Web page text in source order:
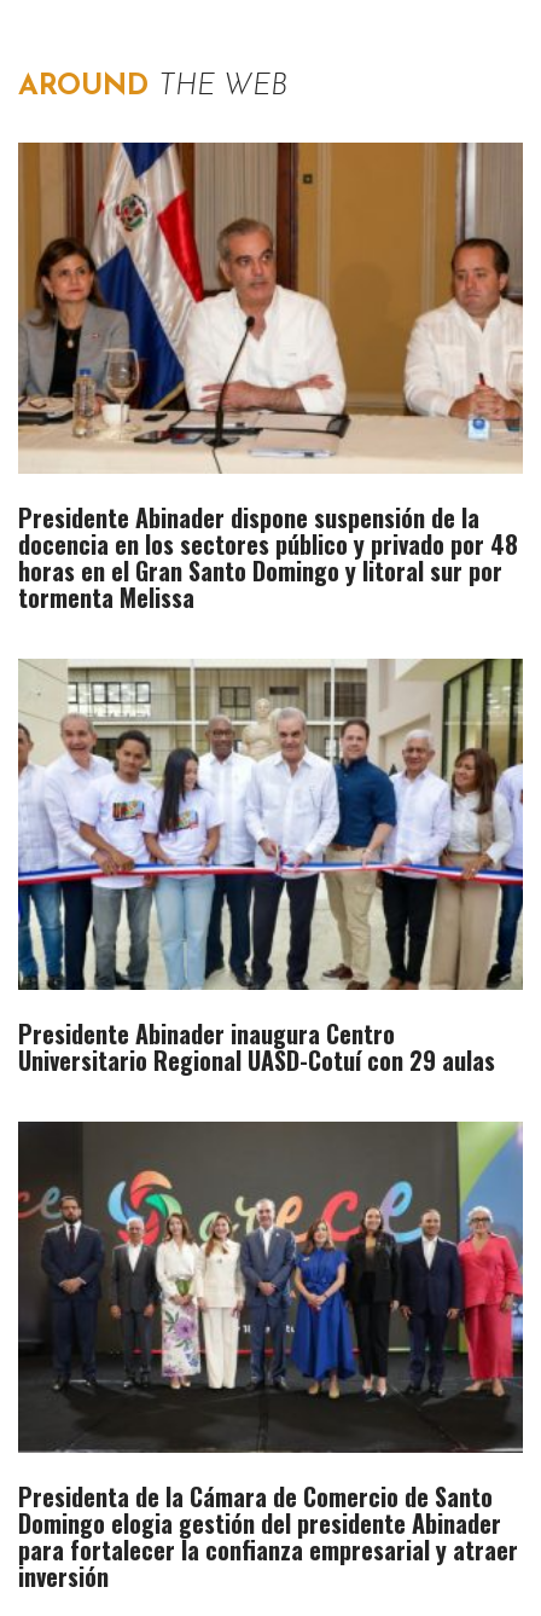
AROUND THE WEB
Presidente Abinader dispone suspensión de la
docencia en los sectores público y privado por 48
horas en el Gran Santo Domingo y litoral sur por
tormenta Melissa
Presidente Abinader inaugura Centro
Universitario Regional UASD-Cotuí con 29 aulas
Presidenta de la Cámara de Comercio de Santo
Domingo elogia gestión del presidente Abinader
para fortalecer la confianza empresarial y atraer
inversión